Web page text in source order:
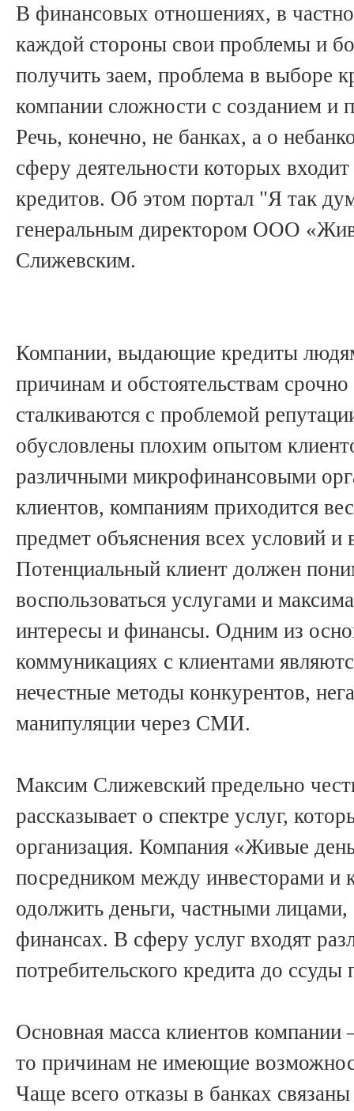
В финансовых отношениях, в
каждой стороны свои проблемы и
получить заем, проблема в выборе
компании сложности с созданием и
Речь, конечно, не банках, а о
сферу деятельности которых
кредитов. Об этом портал "Я так
генеральным директором ООО
Слижевским.
Компании, выдающие кредиты
причинам и обстоятельствам
сталкиваются с проблемой
обусловлены плохим опытом
различными микрофинансовыми
клиентов, компаниям приходится
предмет объяснения всех условий и
Потенциальный клиент должен
воспользоваться услугами и
интересы и финансы. Одним из
коммуникациях с клиентами
нечестные методы конкурентов,
манипуляции через СМИ.
Максим Слижевский предельно
рассказывает о спектре услуг,
организация. Компания «Живые
посредником между инвесторами и
одолжить деньги, частными
финансах. В сферу услуг входят
потребительского кредита до ссуды
Основная масса клиентов
то причинам не имеющие
Чаще всего отказы в банках